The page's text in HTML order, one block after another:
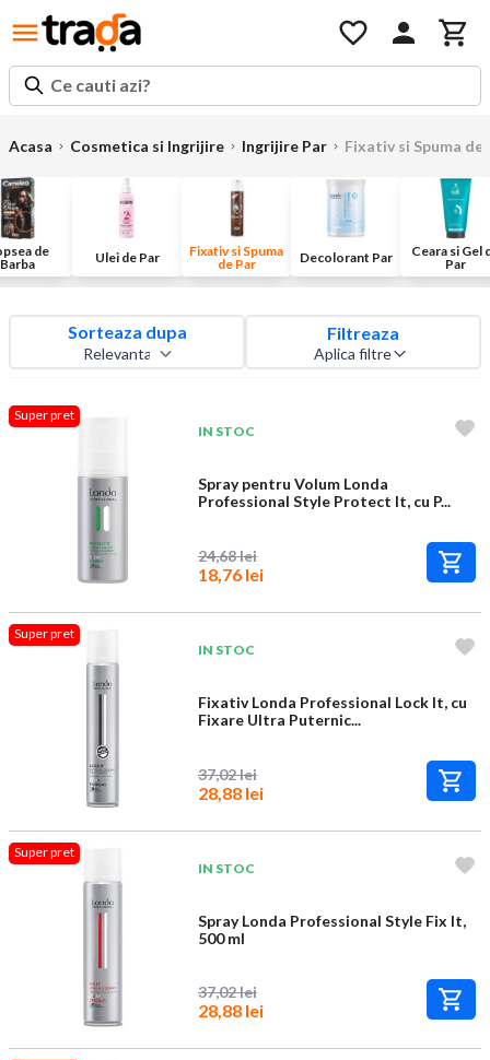
Ce cauti azi?
Acasa Cosmetica si Ingrijire Ingrijire Par Fixativ si Spuma de
de
Barba
Ulei de Par
Fixativ si Spuma
de Par
Decolorant Par
Ceara si Gel
Par
Sorteaza dupa Filtreaza
Aplica filtre
Super pret
IN STOC
Spray pentru Volum Londa
Professional Style Protect It, cu P...
24,68 lei
18,76 lei
Super pret
IN STOC
Fixativ Londa Professional Lock It, cu
Fixare Ultra Puternic...
37,02 lei
28,88 lei
Super pret
IN STOC
Spray Londa Professional Style Fix It,
500 ml
37,02 lei
28,88 lei